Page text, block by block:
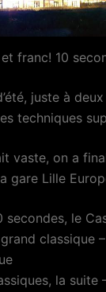
franc! 10
juste à
techniques
vaste, on a
gare Lille
secondes, le
classique
la suite